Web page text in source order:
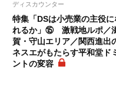
ディスカウンター
特集「DSは小売業の主役に
れるか」⑮ 激戦地ルポ／
賀・守山エリア／関西進出
ネスエがもたらす平和堂ド
ントの変容